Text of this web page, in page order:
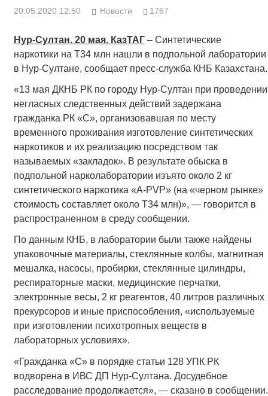
20.05.2020 12:50 Новости 1767
Нур-Султан. 20 мая. КазТАГ– Синтетические
наркотики на Т34 млн нашли в подпольной лаборатории
в Нур-Султане, сообщает пресс-служба КНБ Казахстана.
«13 мая ДКНБ РК по городу Нур-Султан при проведении
негласных следственных действий задержана
гражданка РК «С», организовавшая по месту
временного проживания изготовление синтетических
наркотиков и их реализацию посредством так
называемых «закладок». В результате обыска в
подпольной нарколаборатории изъято около 2 кг
синтетического наркотика «A-PVP» (на «черном рынке»
стоимость составляет около Т34 млн)», — говорится в
распространенном в среду сообщении.
По данным КНБ, в лаборатории были также найдены
упаковочные материалы, стеклянные колбы, магнитная
мешалка, насосы, пробирки, стеклянные цилиндры,
респираторные маски, медицинские перчатки,
электронные весы, 2 кг реагентов, 40 литров различных
прекурсоров и иные приспособления, «используемые
при изготовлении психотропных веществ в
лабораторных условиях».
«Гражданка «С» в порядке статьи 128 УПК РК
водворена в ИВС ДП Нур-Султана. Досудебное
расследование продолжается», — сказано в сообщении.